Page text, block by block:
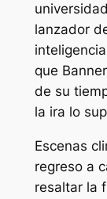
lanzador
que
de su
la ira lo
Escenas
regreso a
resaltar la